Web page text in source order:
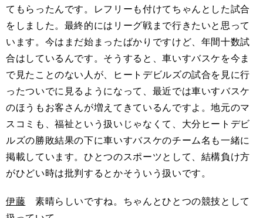
てもらったんです。レフリーも付けてちゃんとした試合
をしました。最終的にはリーグ戦まで行きたいと思って
います。今はまだ始まったばかりですけど、年間十数試
合はしているんです。そうすると、車いすバスケを今ま
で見たことのない人が、ヒートデビルズの試合を見に行
ったついでに見るようになって、最近では車いすバスケ
のほうもお客さんが増えてきているんですよ。地元のマ
スコミも、福祉という扱いじゃなくて、大分ヒートデビ
ルズの勝敗結果の下に車いすバスケのチーム名も一緒に
掲載しています。ひとつのスポーツとして、結構負け方
がひどい時は批判するとかそういう扱いです。
伊藤 素晴らしいですね。ちゃんとひとつの競技として